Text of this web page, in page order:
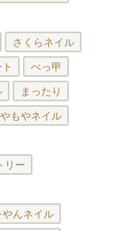
さくらネイル
べっ甲
まったり
もやネイル
リー
やんネイル